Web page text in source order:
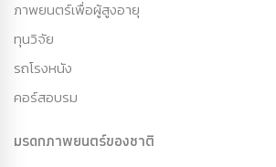
ภาพยนตร์เพื่อผู้สูงอายุ
ทุนวิจัย
รถโรงหนัง
คอร์สอบรม
มรดกภาพยนตร์ของชาติ